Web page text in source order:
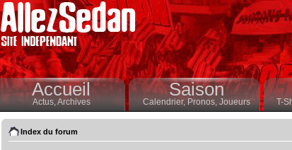
Accueil
Actus,Archives
Saison
Calendrier,Pronos, Joueurs T-
Index du forum